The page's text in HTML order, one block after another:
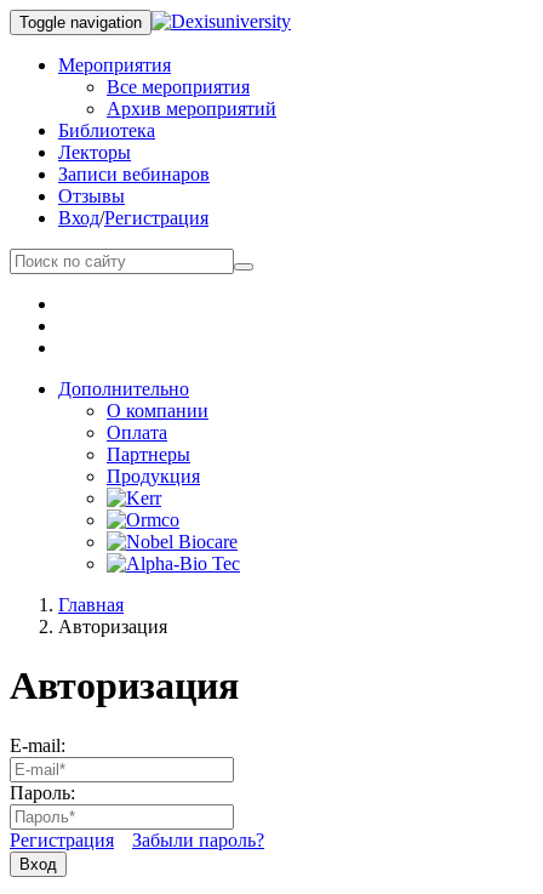
Toggle navigation
Мероприятия
Все мероприятия
Архив мероприятий
Библиотека
Лекторы
Записи вебинаров
Отзывы
Вход/Регистрация
Дополнительно
О компании
Оплата
Партнеры
Продукция
Главная
Авторизация
Авторизация
E-mail:
Пароль:
Регистрация Забыли пароль?
Вход